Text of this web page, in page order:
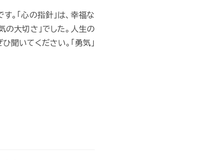
。「心の指針」は、幸福な
の大切さ」でした。人生の
聞いてください。「勇気」